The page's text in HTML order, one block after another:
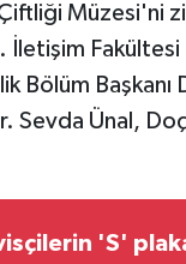
Müzesi'ni
Fakültesi
Bölüm
Ünal,
'S'